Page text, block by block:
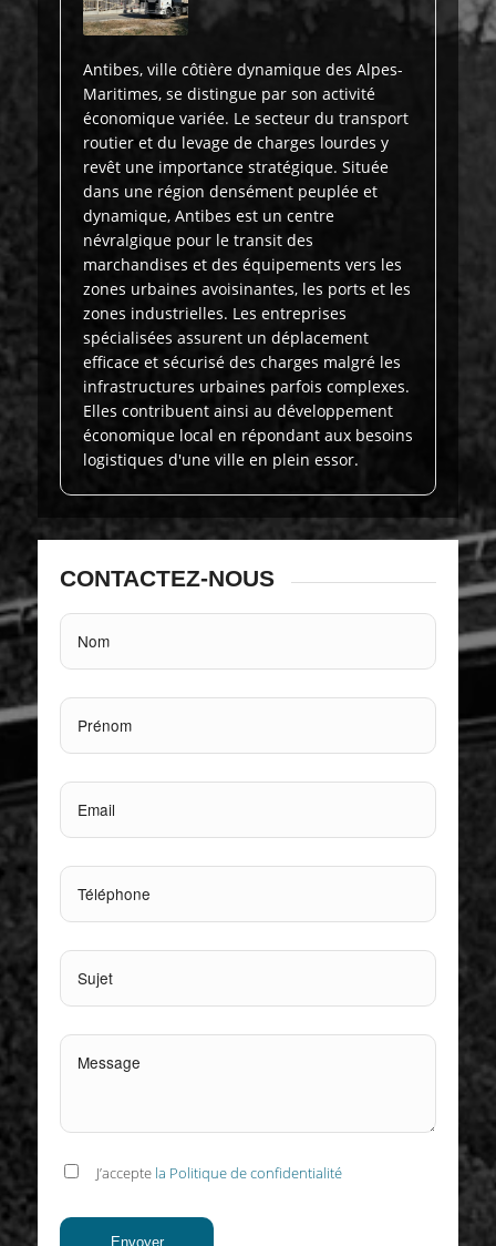
Antibes, ville côtière dynamique des Alpes-
Maritimes, se distingue par son activité
économique variée. Le secteur du transport
routier et du levage de charges lourdes y
revêt une importance stratégique. Située
dans une région densément peuplée et
dynamique, Antibes est un centre
névralgique pour le transit des
marchandises et des équipements vers les
zones urbaines avoisinantes, les ports et les
zones industrielles. Les entreprises
spécialisées assurent un déplacement
efficace et sécurisé des charges malgré les
infrastructures urbaines parfois complexes.
Elles contribuent ainsi au développement
économique local en répondant aux besoins
logistiques d'une ville en plein essor.
CONTACTEZ-NOUS
J’accepte la Politique de confidentialité